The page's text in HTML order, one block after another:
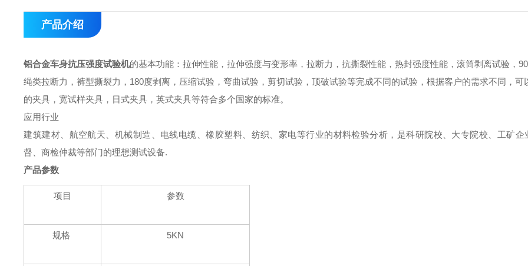
产品介绍
铝合金车身抗压强度试验机的基本功能：拉伸性能，拉伸强度与变形率，拉断力，抗撕裂性能，热封强度性能，滚筒剥离试验，
绳类拉断力，裤型撕裂力，180度剥离，压缩试验，弯曲试验，剪切试验，顶破试验等完成不同的试验，根据客户的需求不同，可
的夹具，宽试样夹具，日式夹具，英式夹具等符合多个国家的标准。
应用行业
建筑建材、航空航天、机械制造、电线电缆、橡胶塑料、纺织、家电等行业的材料检验分析，是科研院校、大专院校、工矿企
督、商检仲裁等部门的理想测试设备.
产品参数
项目 参数
规格 5KN